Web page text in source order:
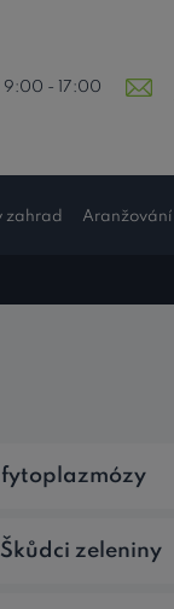
9:00 - 17:00
zahrad Aranžování
Škůdci zeleniny